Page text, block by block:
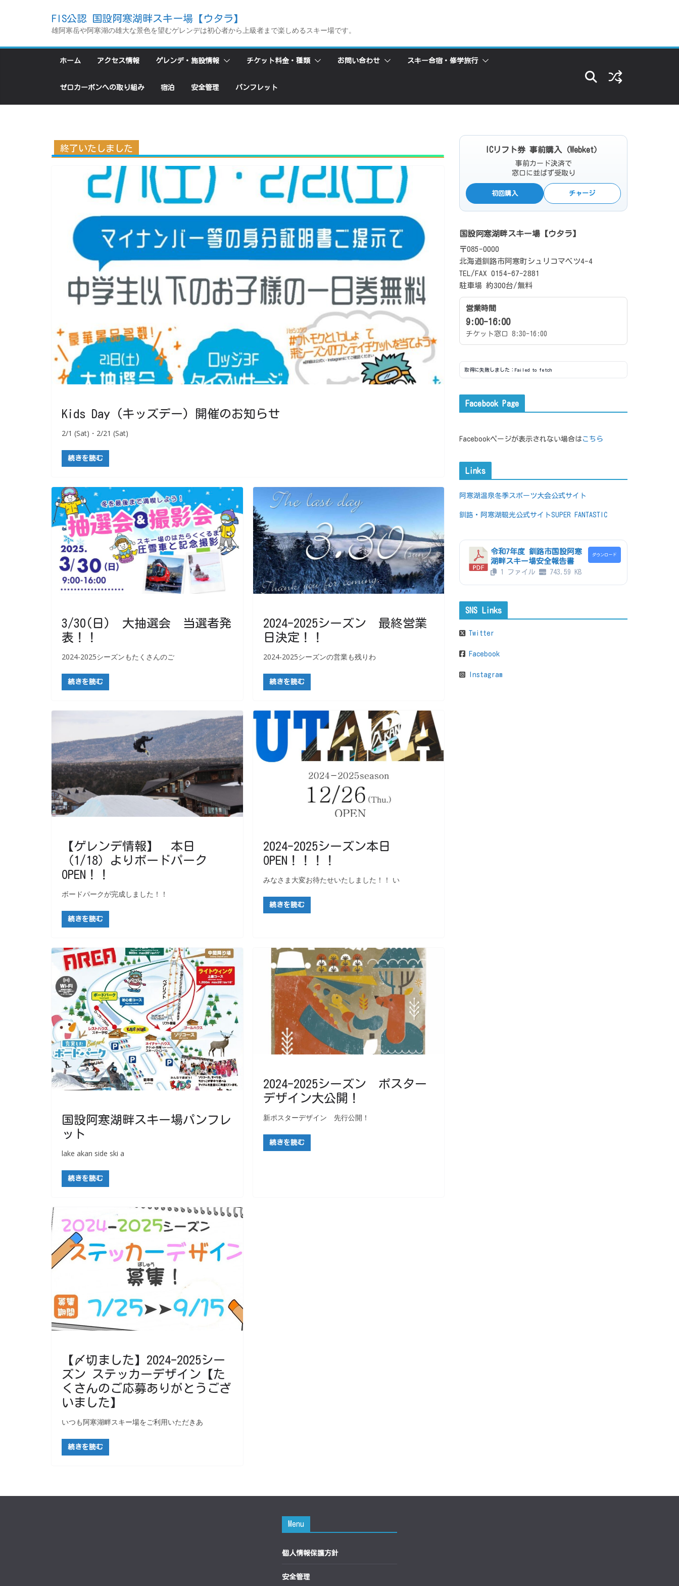
ン
キ
FIS公認 国設阿寒湖畔スキー場【ウタラ】
雄阿寒岳や阿寒湖の雄大な景色を望むゲレンデは初心者から上級者まで楽しめるスキー場です。
ホーム アクセス情報 ゲレンデ・施設情報 チケット料金・種類 お問い合わせ スキー合宿・修学旅行
ゼロカーボンへの取り組み 宿泊 安全管理 パンフレット
終了いたしました
Kids Day (キッズデー) 開催のお知らせ
2/1 (Sat)・2/21 (Sat)
続きを読む
3/30(日) 大抽選会 当選者発
表！！
2024-2025シーズンもたくさんのご
続きを読む
2024-2025シーズン 最終営業
日決定！！
2024-2025シーズンの営業も残りわ
続きを読む
【ゲレンデ情報】 本日
（1/18）よりボードパーク
OPEN！！
ボードパークが完成しました！！
続きを読む
2024-2025シーズン本日
OPEN！！！！
みなさま大変お待たせいたしました！！ い
続きを読む
国設阿寒湖畔スキー場パンフレ
ット
lake akan side ski a
続きを読む
2024-2025シーズン ポスター
デザイン大公開！
新ポスターデザイン 先行公開！
続きを読む
【〆切ました】2024-2025シー
ズン ステッカーデザイン【た
くさんのご応募ありがとうござ
いました】
いつも阿寒湖畔スキー場をご利用いただきあ
続きを読む
ICリフト券 事前購入（Webket）
事前カード決済で
窓口に並ばず受取り
初回購入 チャージ
国設阿寒湖畔スキー場【ウタラ】
〒085-0000
北海道釧路市阿寒町シュリコマベツ4-4
TEL/FAX 0154-67-2881
駐車場 約300台/無料
営業時間
9:00-16:00
チケット窓口 8:30-16:00
取得に失敗しました：Failed to fetch
Facebook Page
Facebookページが表示されない場合は こちら
Links
阿寒湖温泉冬季スポーツ大会公式サイト
釧路・阿寒湖観光公式サイトSUPER FANTASTIC
令和7年度 釧路市国設阿寒
湖畔スキー場安全報告書
1 ファイル 743.59 KB
ダウンロード
SNS Links
Twitter
Facebook
Instagram
Menu
個人情報保護方針
安全管理